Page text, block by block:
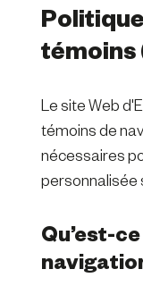
témoins
Le site Web
témoins de
nécessaires
personnalisée
Qu’est-